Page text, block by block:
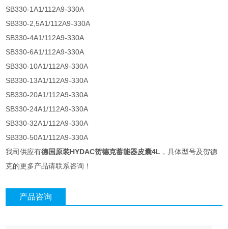
SB330-1A1/112A9-330A
SB330-2,5A1/112A9-330A
SB330-4A1/112A9-330A
SB330-6A1/112A9-330A
SB330-10A1/112A9-330A
SB330-13A1/112A9-330A
SB330-20A1/112A9-330A
SB330-24A1/112A9-330A
SB330-32A1/112A9-330A
SB330-50A1/112A9-330A
我司供应有德国原装HYDAC贺德克蓄能器皮囊4L ，具体型号及贺德
克的更多产品请联系咨询！
产品咨询